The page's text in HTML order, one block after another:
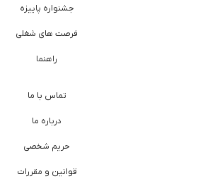
جشنواره پاییزه
فرصت های شغلی
راهنما
تماس با ما
درباره ما
حریم شخصی
قوانین و مقررات